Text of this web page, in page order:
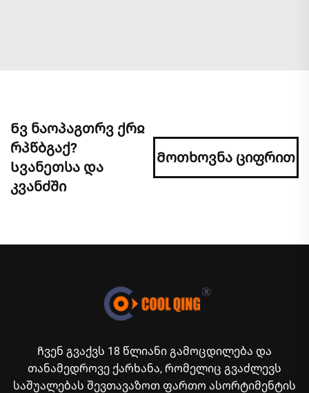
Ნვ ნაოპაგთრვ ქრჲ
რპწბგაქ?
Სვანეთსა და
კვანძში
Მოთხოვნა ციფრით
Ჩვენ გვაქვს 18 წლიანი გამოცდილება და
თანამედროვე ქარხანა, რომელიც გვაძლევს
საშუალებას შევთავაზოთ ფართო ასორტიმენტის